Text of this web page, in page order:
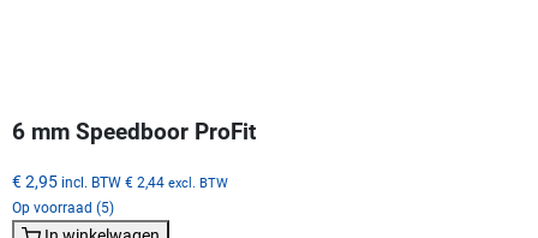
6 mm Speedboor ProFit
€ 2,95 incl. BTW € 2,44 excl. BTW
Op voorraad (5)